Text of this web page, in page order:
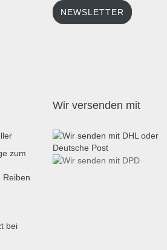
NEWSLETTER
Wir versenden mit